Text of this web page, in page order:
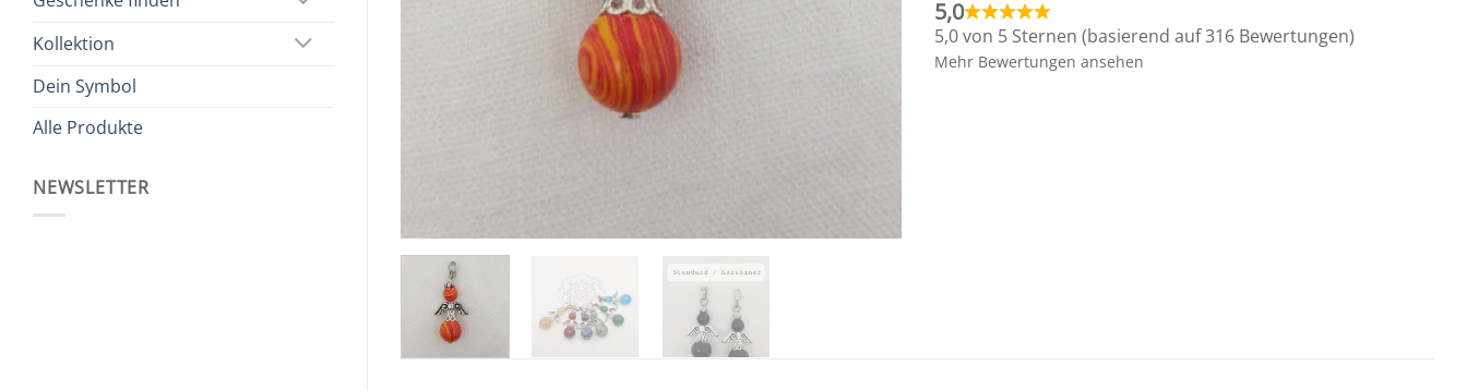
Kollektion
Dein Symbol
Alle Produkte
NEWSLETTER
5,0
5,0 von 5 Sternen (basierend auf 316 Bewertungen)
Mehr Bewertungen ansehen